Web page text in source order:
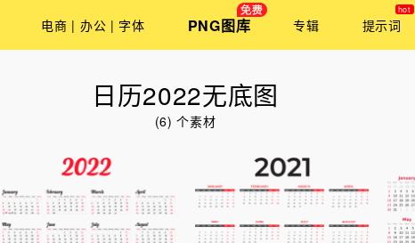
电商 | 办公 | 字体 PNG图库 专辑 提示词
日历2022无底图
(6) 个素材